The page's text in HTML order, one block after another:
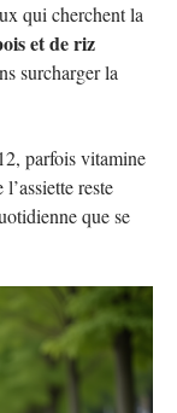
qui cherchent la
et de riz
surcharger la
parfois vitamine
reste
que se